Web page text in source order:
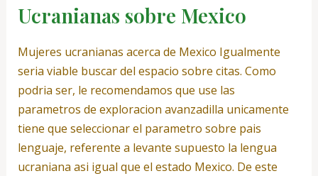
Ucranianas sobre Mexico
Mujeres ucranianas acerca de Mexico Igualmente
seri­a viable buscar del espacio sobre citas. Como
podri­a ser, le recomendamos que use las
parametros de exploracion avanzadilla unicamente
tiene que seleccionar el parametro sobre pais
lenguaje, referente a levante supuesto la lengua
ucraniana asi­ igual que el estado Mexico. De este